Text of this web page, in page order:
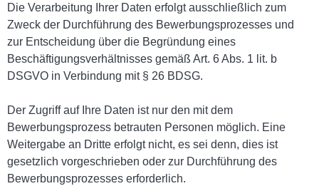
Die Verarbeitung Ihrer Daten erfolgt ausschließlich zum
Zweck der Durchführung des Bewerbungsprozesses und
zur Entscheidung über die Begründung eines
Beschäftigungsverhältnisses gemäß Art. 6 Abs. 1 lit. b
DSGVO in Verbindung mit § 26 BDSG.
Der Zugriff auf Ihre Daten ist nur den mit dem
Bewerbungsprozess betrauten Personen möglich. Eine
Weitergabe an Dritte erfolgt nicht, es sei denn, dies ist
gesetzlich vorgeschrieben oder zur Durchführung des
Bewerbungsprozesses erforderlich.